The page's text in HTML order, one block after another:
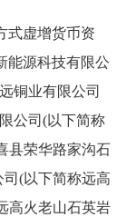
式虚增货币资
能源科技有限公
铜业有限公司
公司(以下简称
县荣华路家沟石
(以下简称远高
高火老山石英岩